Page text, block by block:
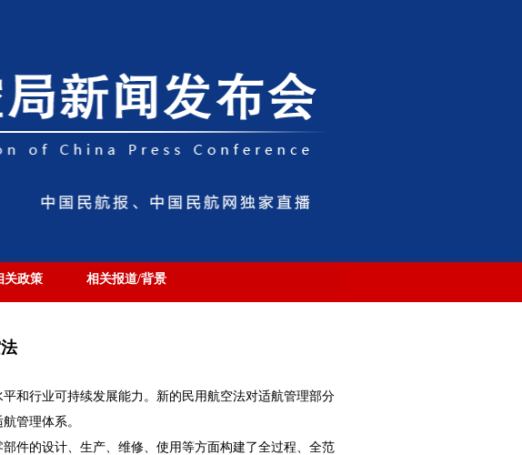
关政策 相关报道/背景
和行业可持续发展能力。新的民用航空法对适航管理部分
管理体系。
件的设计、生产、维修、使用等方面构建了全过程、全范